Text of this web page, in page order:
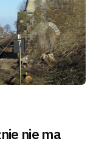
nie ma